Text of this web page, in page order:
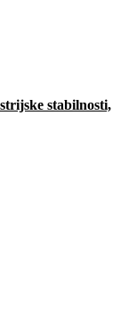
stabilnosti,